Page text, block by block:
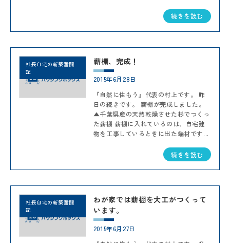
続きを読む
社長自宅の新築奮闘
記
薪棚、完成！
2015年6月28日
『自然に住もう』代表の村上です。 昨
日の続きです。 薪棚が完成しました。
▲千葉県産の天然乾燥させた杉でつくっ
た薪棚 薪棚に入れているのは、自宅建
物を工事しているときに出た端材です...
続きを読む
社長自宅の新築奮闘
記
わが家では薪棚を大工がつくって
います。
2015年6月27日